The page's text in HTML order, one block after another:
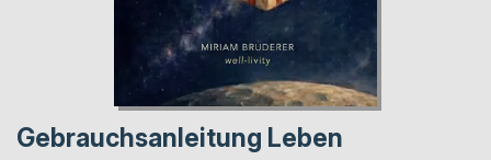
Gebrauchsanleitung Leben